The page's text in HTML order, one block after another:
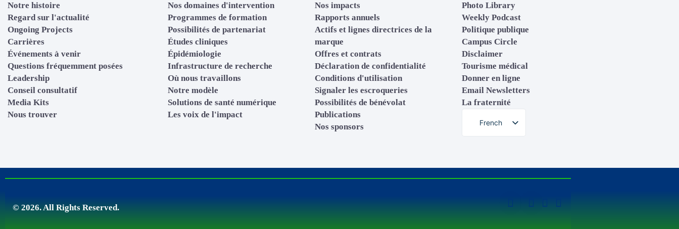
Notre histoire
Regard sur l'actualité
Ongoing Projects
Carrières
Événements à venir
Questions fréquemment posées
Leadership
Conseil consultatif
Media Kits
Nous trouver
Nos domaines d'intervention
Programmes de formation
Possibilités de partenariat
Études cliniques
Épidémiologie
Infrastructure de recherche
Où nous travaillons
Notre modèle
Solutions de santé numérique
Les voix de l'impact
Nos impacts
Rapports annuels
Actifs et lignes directrices de la
marque
Offres et contrats
Déclaration de confidentialité
Conditions d'utilisation
Signaler les escroqueries
Possibilités de bénévolat
Publications
Nos sponsors
Photo Library
Weekly Podcast
Politique publique
Campus Circle
Disclaimer
Tourisme médical
Donner en ligne
Email Newsletters
La fraternité
French
© 2026. All Rights Reserved.